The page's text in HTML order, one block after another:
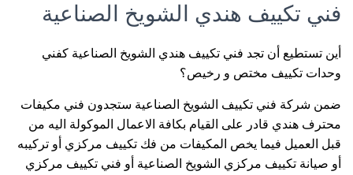
فني تكييف هندي الشويخ الصناعية
أين تستطيع أن تجد فني تكييف هندي الشويخ الصناعية كفني
وحدات تكييف مختص و رخيص؟
ضمن شركة فني تكييف الشويخ الصناعية ستجدون فني مكيفات
محترف هندي قادر على القيام بكافة الاعمال الموكولة اليه من
قبل العميل فيما يخص المكيفات من فك تكييف مركزي أو تركيبه
أو صيانة تكييف مركزي الشويخ الصناعية أو فني تكييف مركزي